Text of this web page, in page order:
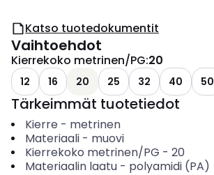
Katso tuotedokumentit
Vaihtoehdot
Kierrekoko metrinen/PG:20
12 16 20 25 32 40 50
Tärkeimmät tuotetiedot
Kierre - metrinen
Materiaali- muovi
Kierrekoko metrinen/PG - 20
Materiaalin laatu- polyamidi (PA)